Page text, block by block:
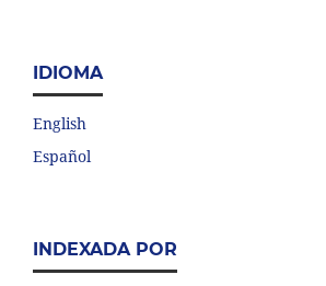
IDIOMA
English
Español
INDEXADA POR